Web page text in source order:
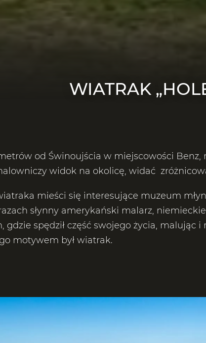
WIATRAK
od Świnoujścia w miejscowości
widok na okolicę, widać
mieści się interesujące muzeum
słynny amerykański malarz,
gdzie spędził część swojego życia,
motywem był wiatrak.